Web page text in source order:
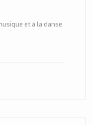
et à la danse